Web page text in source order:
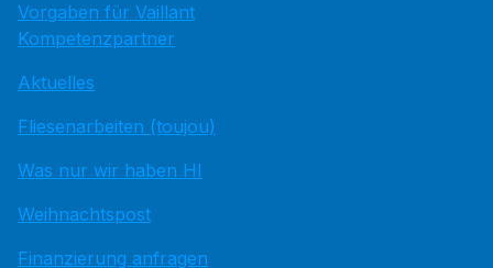
Vorgaben für Vaillant
Kompetenzpartner
Aktuelles
Fliesenarbeiten (toujou)
Was nur wir haben HI
Weihnachtspost
Finanzierung anfragen